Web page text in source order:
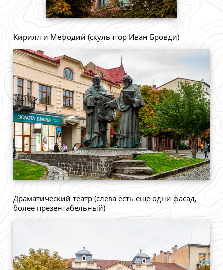
Кирилл и Мефодий (скульптор Иван Бровди)
Драматический театр (слева есть еще одни фасад,
более презентабельный)